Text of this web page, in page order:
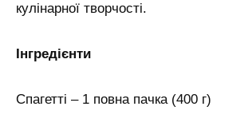
кулінарної творчості.
Інгредієнти
Спагетті – 1 повна пачка (400 г)